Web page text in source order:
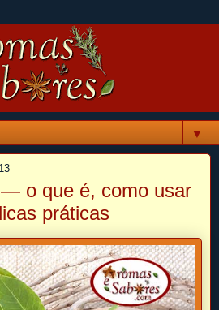
▼
o que é, como usar
práticas